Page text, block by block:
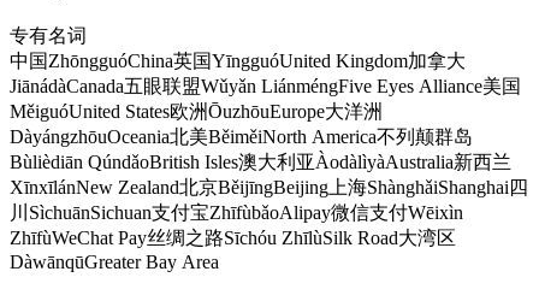
专有名词
中国ZhōngguóChina英国YīngguóUnited Kingdom加拿大
JiānádàCanada五眼联盟Wǔyǎn LiánméngFive Eyes Alliance美国
MěiguóUnited States欧洲ŌuzhōuEurope大洋洲
DàyángzhōuOceania北美BěiměiNorth America不列颠群岛
Bùlièdiān QúndǎoBritish Isles澳大利亚ÀodàlìyàAustralia新西兰
XīnxīlánNew Zealand北京BěijīngBeijing 上海ShànghǎiShanghai 四
川 SìchuānSichuan支付宝ZhīfùbǎoAlipay微信支付Wēixìn
ZhīfùWeChat Pay丝绸之路Sīchóu ZhīlùSilk Road大湾区
DàwānqūGreater Bay Area